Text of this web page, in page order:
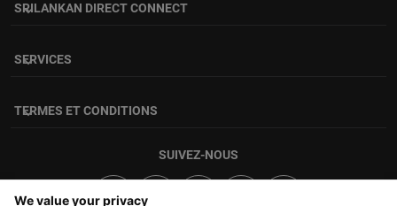
We value your privacy
SRILANKAN DIRECT CONNECT
keyboard_arrow_down
SERVICES
keyboard_arrow_down
TERMES ET CONDITIONS
keyboard_arrow_down
SUIVEZ-NOUS